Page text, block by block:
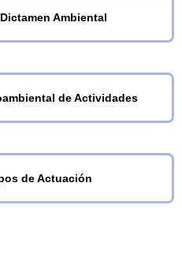
Ambiental
de Actividades
de Actuación